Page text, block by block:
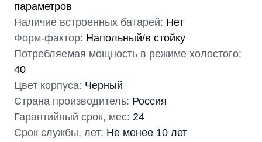
параметров
Наличие встроенных батарей: Нет
Форм-фактор: Напольный/в стойку
Потребляемая мощность в режиме холостого:
40
Цвет корпуса: Черный
Страна производитель: Россия
Гарантийный срок, мес: 24
Срок службы, лет: Не менее 10 лет